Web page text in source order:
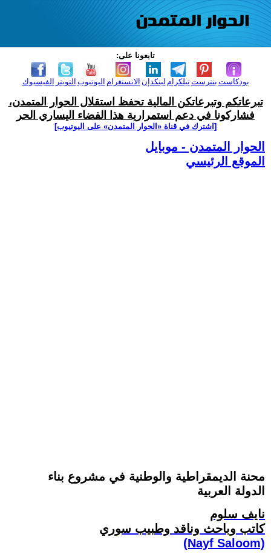
تابعونا على:
الفيسبوك التويتر اليوتيوب الانستغرام لينكدإن تيلكرامبنترست بودكاست
تبرعاتكم وتبرعاتكن المالية تحفظ استقلال الحوار المتمدن،
فشاركونا في دعم استمرارية هذا الفضاء اليساري الحر
[اشترك في قناة ‫«الحوار المتمدن» على اليوتيوب]
الحوار المتمدن - موبايل
الموقع الرئيسي
محنة الديمقراطية والوطنية في مشروع بناء
الدولة العربية
نايف سلوم
كاتب وباحث وناقد وطبيب سوري
(Nayf Saloom)